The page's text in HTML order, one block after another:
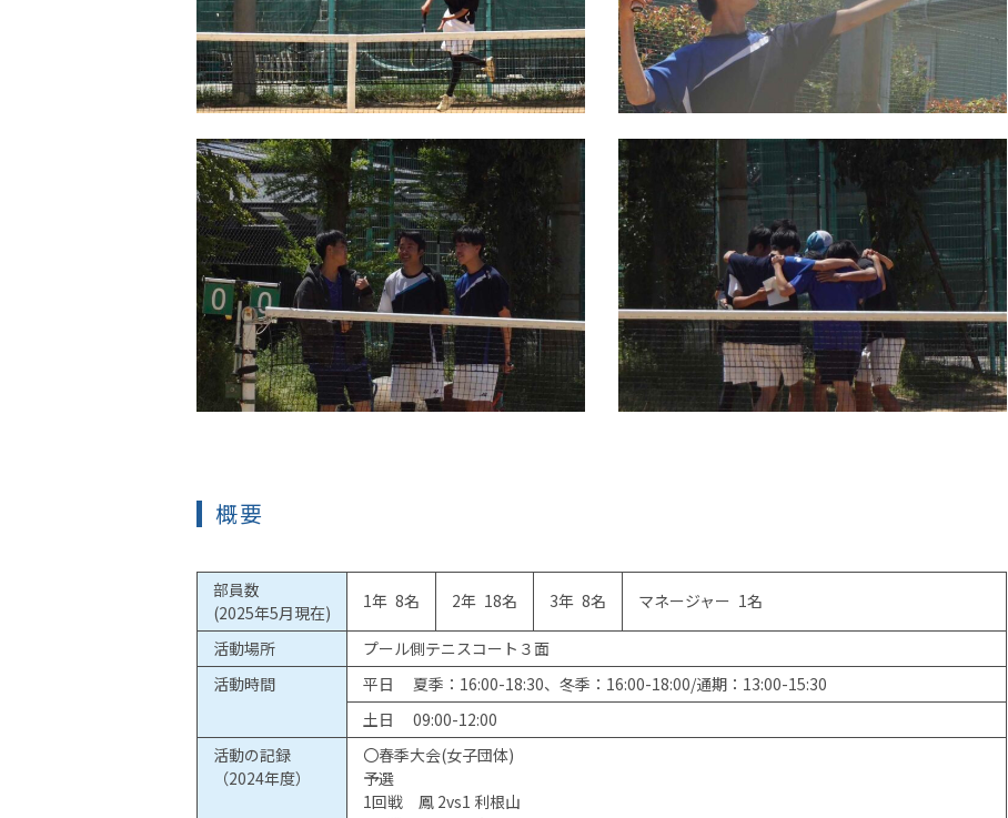
概要
部員数
(2025年5月現在)
1年 8名 2年 18名 3年 8名 マネージャー 1名
活動場所
プール側テニスコート３面
活動時間
平日 夏季：16:00-18:30、冬季：16:00-18:00/通期：13:00-15:30
土日 09:00-12:00
活動の記録
（2024年度）
〇春季大会(女子団体)
予選
1回戦 鳳 2vs1 利根山